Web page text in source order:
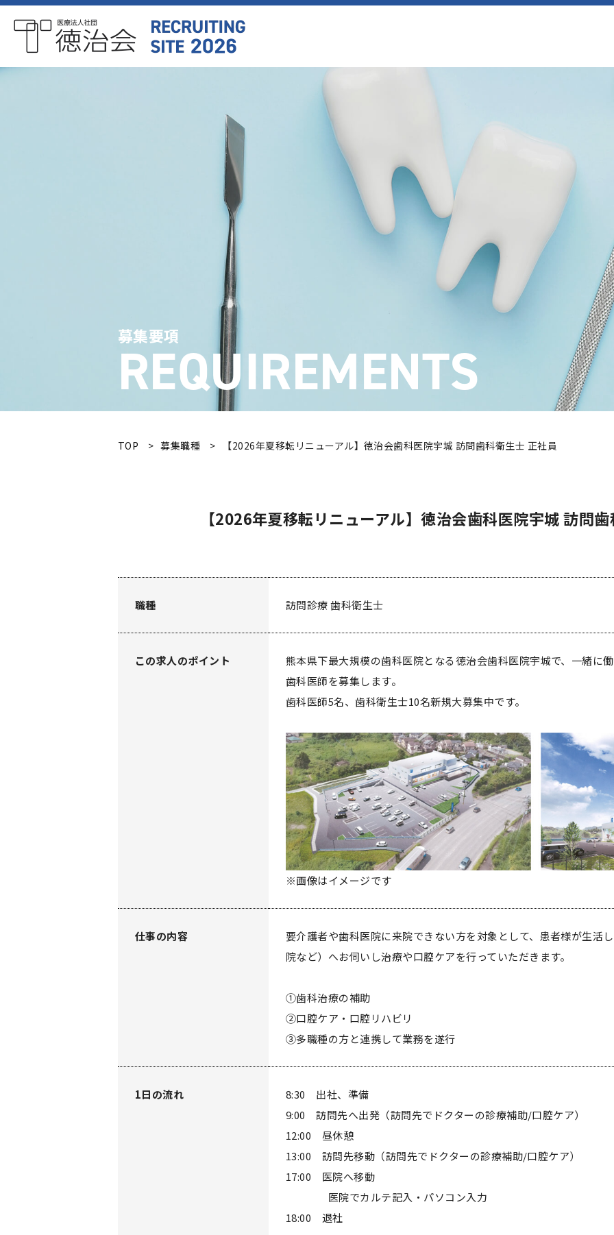
医療法人社団徳治会
募集要項
REQUIREMENTS
TOP 募集職種 【2026年夏移転リニューアル】徳治会歯科医院宇城 訪問歯科衛生士 正社員
【2026年夏移転リニューアル】徳治会歯科医院宇城 訪問
職種 訪問診療 歯科衛生士
この求人のポイント
熊本県下最大規模の歯科医院となる徳治会歯科医院宇城で、一緒に
歯科医師を募集します。
歯科医師5名、歯科衛生士10名新規大募集中です。
※画像はイメージです
仕事の内容
要介護者や歯科医院に来院できない方を対象として、患者様が生活
院など）へお伺いし治療や口腔ケアを行っていただきます。
①歯科治療の補助
②口腔ケア・口腔リハビリ
③多職種の方と連携して業務を遂行
1日の流れ
8:30 出社、準備
9:00 訪問先へ出発（訪問先でドクターの診療補助/口腔ケア）
12:00 昼休憩
13:00 訪問先移動（訪問先でドクターの診療補助/口腔ケア）
17:00 医院へ移動
医院でカルテ記入・パソコン入力
18:00 退社